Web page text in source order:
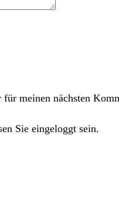
meinen nächsten
Sie eingeloggt sein.